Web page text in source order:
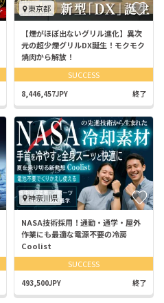
東京都
【煙がほぼ出ないグリル進化】異次
元の超少煙グリルDX誕生！モクモク
焼肉から解放！
SUCCESS
8,446,457JPY 終了
神奈川県
NASA技術採用！通勤・通学・屋外
作業にも最適な電源不要の冷房
Coolist
SUCCESS
493,500JPY 終了